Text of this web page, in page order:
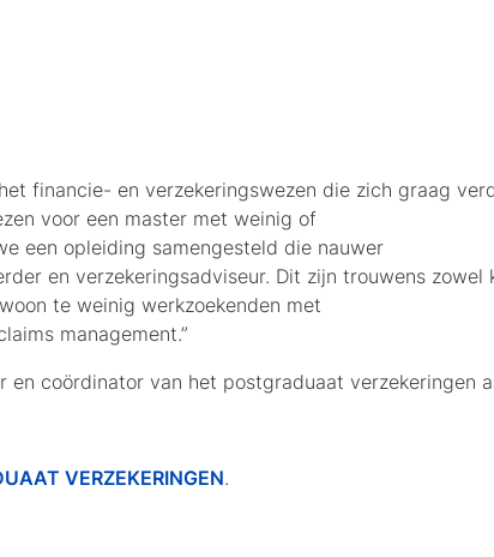
financie- en verzekeringswezen die zich graag
voor een master met weinig of
een opleiding samengesteld die nauwer
en verzekeringsadviseur. Dit zijn trouwens
te weinig werkzoekenden met
management.”
coördinator van het postgraduaat verzekeringen
VERZEKERINGEN.